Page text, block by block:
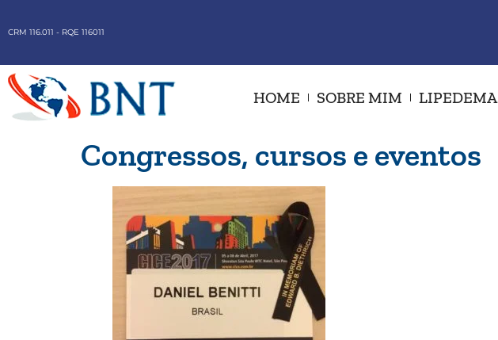
CRM 116.011 - RQE 116011
HOME SOBRE MIM LIPEDEMA
Congressos, cursos e eventos